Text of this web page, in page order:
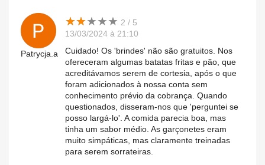
Patrycja.a
★★★★★
★★★★★ 2 / 5
13/03/2024 à 21:10
Cuidado! Os 'brindes' não são gratuitos. Nos
ofereceram algumas batatas fritas e pão, que
acreditávamos serem de cortesia, após o que
foram adicionados à nossa conta sem
conhecimento prévio da cobrança. Quando
questionados, disseram-nos que 'perguntei se
posso largá-lo'. A comida parecia boa, mas
tinha um sabor médio. As garçonetes eram
muito simpáticas, mas claramente treinadas
para serem sorrateiras.